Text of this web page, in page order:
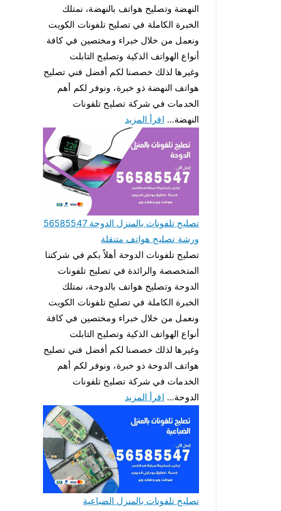
النهضة وتصليح هواتف بالنهضة، نمتلك
الخبرة الكاملة في تصليح تلفونات الكويت
ونعمل من خلال خبراء ومختصين في كافة
أنواع الهواتف الذكية وتصليح التابلت
وغيرها لذلك خصصنا لكم أفضل فني تصليح
هواتف النهضة ذو خبرة، ونوفر لكم أهم
الخدمات في شركة تصليح تلفونات
النهضة… اقرأ المزيد
تصليح تلفونات بالمنزل الدوحة 56585547
ورشة تصليح هواتف متنقلة
تصليح تلفونات الدوحة أهلاً بكم في شركتنا
المتخصصة والرائدة في تصليح تلفونات
الدوحة وتصليح هواتف بالدوحة، نمتلك
الخبرة الكاملة في تصليح تلفونات الكويت
ونعمل من خلال خبراء ومختصين في كافة
أنواع الهواتف الذكية وتصليح التابلت
وغيرها لذلك خصصنا لكم أفضل فني تصليح
هواتف الدوحة ذو خبرة، ونوفر لكم أهم
الخدمات في شركة تصليح تلفونات
الدوحة… اقرأ المزيد
تصليح تلفونات بالمنزل الضباعية